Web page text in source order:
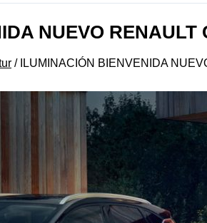
NUEVO RENAULT
/ ILUMINACIÓN BIENVENIDA